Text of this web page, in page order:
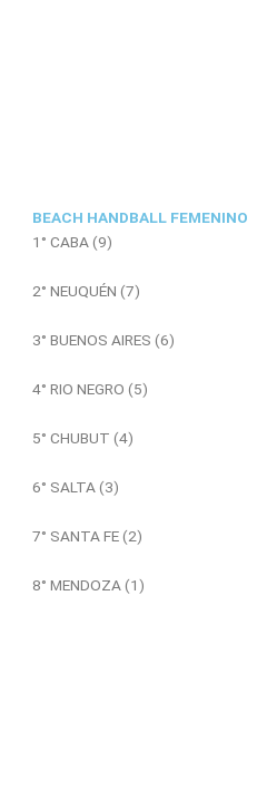
BEACH HANDBALL FEMENINO
1° CABA (9)
2° NEUQUÉN (7)
3° BUENOS AIRES (6)
4° RIO NEGRO (5)
5° CHUBUT (4)
6° SALTA (3)
7° SANTA FE (2)
8° MENDOZA (1)